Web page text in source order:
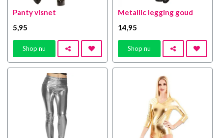
Panty visnet
5,95
Shop nu
Metallic legging goud
14,95
Shop nu